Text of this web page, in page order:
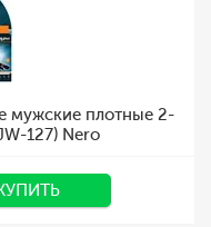
мужские плотные 2-
127) Nero